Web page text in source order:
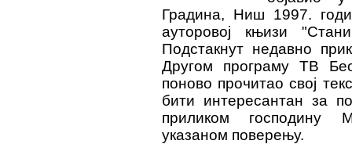
Градина, Ниш 1997.
ауторовој књизи
Подстакнутнедавно
Другом програму ТВ
поново прочитао свој
бити интересантан за
приликом господину
указаном поверењу.